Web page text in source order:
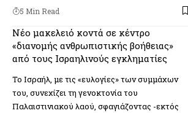
5 Min Read
Νέο μακελειό κοντά σε κέντρο
«διανομής ανθρωπιστικής βοήθειας»
από τους Ισραηλινούς εγκληματίες
Το Ισραήλ, με τις «ευλογίες» των συμμάχων
του, συνεχίζει τη γενοκτονία του
Παλαιστινιακού λαού, σφαγιάζοντας -εκτός